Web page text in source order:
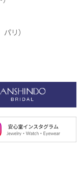
リ）